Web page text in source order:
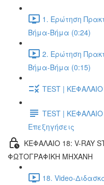
1. Ερώτηση
Βήμα-Βήμα (0:24)
2. Ερώτηση
Βήμα-Βήμα (0:15)
TEST |
TEST |
Επεξηγήσεις
ΚΕΦΑΛΑΙΟ 18: V-RAY
ΦΩΤΟΓΡΑΦΙΚΗ ΜΗΧΑΝΗ
18. Video-